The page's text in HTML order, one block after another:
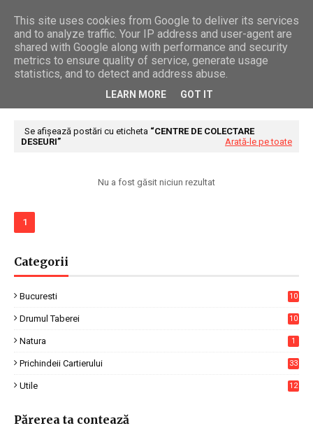
Se afișează postări cu eticheta
CENTRE DE COLECTARE
DESEURI
Arată-le pe toate
Nu a fost găsit niciun rezultat
1
Categorii
Bucuresti
10
Drumul Taberei
10
Natura 1
Prichindeii Cartierului 33
Utile
12
Părerea ta contează
This site uses cookies from Google to deliver its services
and to analyze traffic. Your IP address and user-agent are
shared with Google along with performance and security
metrics to ensure quality of service, generate usage
statistics, and to detect and address abuse.
LEARN MORE GOT IT